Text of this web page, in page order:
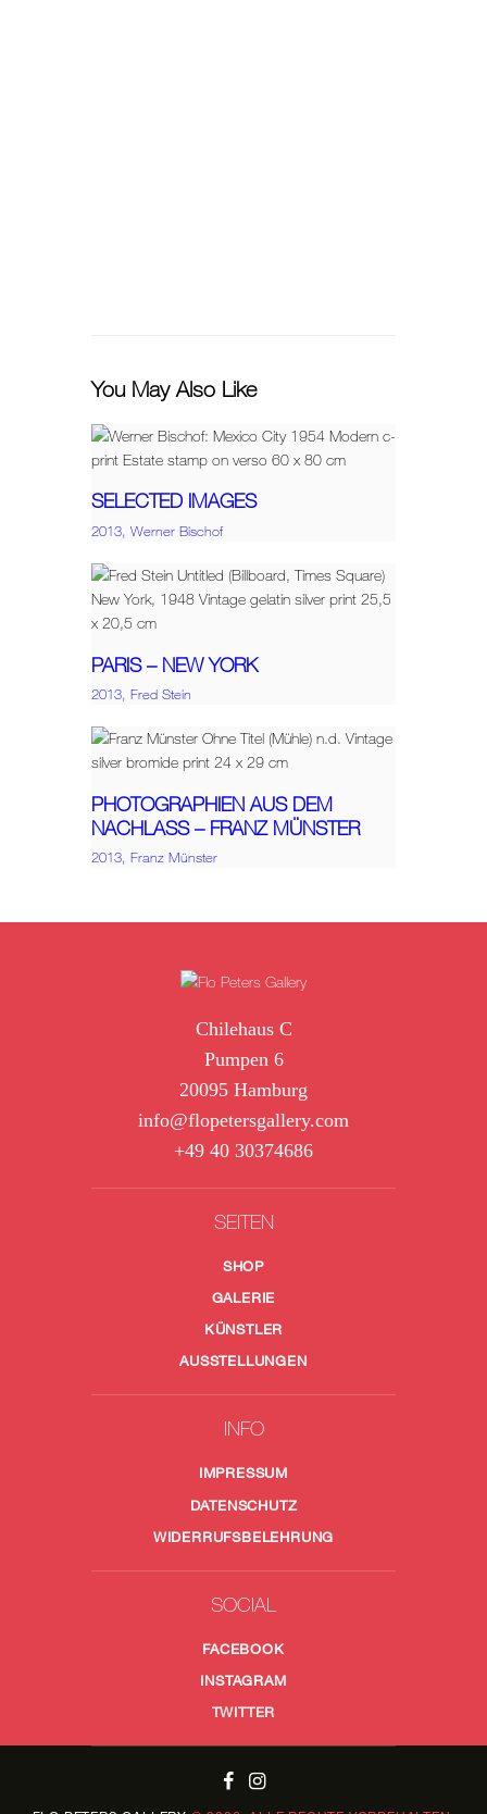
You May Also Like
SELECTED IMAGES
2013, Werner Bischof
PARIS – NEW YORK
2013, Fred Stein
PHOTOGRAPHIEN AUS DEM
NACHLASS – FRANZ MÜNSTER
2013, Franz Münster
Chilehaus C
Pumpen 6
20095 Hamburg
info@flopetersgallery.com
+49 40 30374686
SEITEN
SHOP
GALERIE
KÜNSTLER
AUSSTELLUNGEN
INFO
IMPRESSUM
DATENSCHUTZ
WIDERRUFSBELEHRUNG
SOCIAL
FACEBOOK
INSTAGRAM
TWITTER